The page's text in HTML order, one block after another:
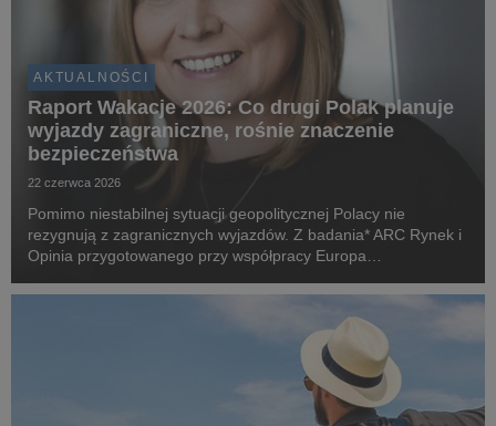
AKTUALNOŚCI
Raport Wakacje 2026: Co drugi Polak planuje
wyjazdy zagraniczne, rośnie znaczenie
bezpieczeństwa
22 czerwca 2026
Pomimo niestabilnej sytuacji geopolitycznej Polacy nie
rezygnują z zagranicznych wyjazdów. Z badania* ARC Rynek i
Opinia przygotowanego przy współpracy Europa
planuje w 2026 roku urlop poza granicami kraju. Dane po...